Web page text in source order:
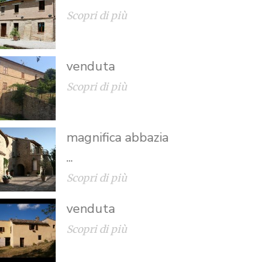
Scopri di più
venduta
Scopri di più
magnifica abbazia
...
Scopri di più
venduta
Scopri di più